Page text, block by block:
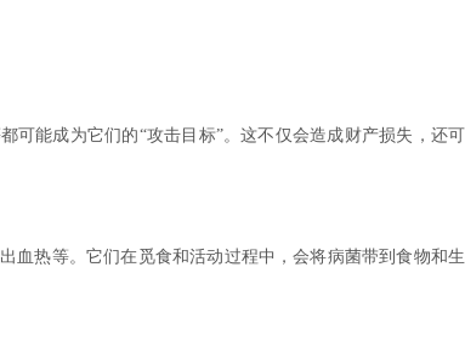
可能成为它们的“攻击目标”。这不仅会造成财产损失，还可
血热等。它们在觅食和活动过程中，会将病菌带到食物和生